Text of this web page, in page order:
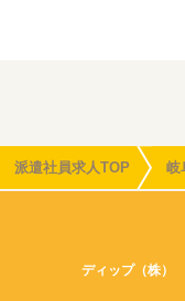
派遣社員求人TOP 岐
ディップ（株）